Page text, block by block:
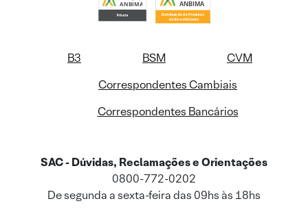
B3 BSM
CVM
Correspondentes Cambiais
Correspondentes Bancários
SAC - Dúvidas, Reclamações e Orientações
0800-772-0202
De segunda a sexta-feira das 09hs às 18hs